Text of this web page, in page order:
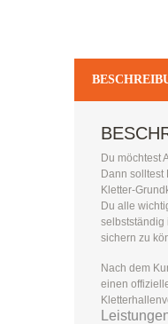
Du möchtest
Dann solltest
Kletter-
Du alle
selbstständig
sichern zu
Nach dem
einen